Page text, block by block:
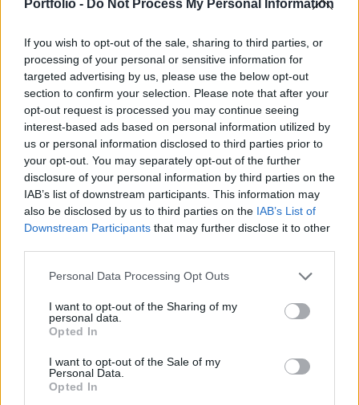
Portfolio - Do Not Process My Personal Information
If you wish to opt-out of the sale, sharing to third parties, or
processing of your personal or sensitive information for
targeted advertising by us, please use the below opt-out
section to confirm your selection. Please note that after your
opt-out request is processed you may continue seeing
interest-based ads based on personal information utilized by
us or personal information disclosed to third parties prior to
your opt-out. You may separately opt-out of the further
disclosure of your personal information by third parties on the
IAB’s list of downstream participants. This information may
also be disclosed by us to third parties on the IAB’s List of
Downstream Participants that may further disclose it to other
Personal Data Processing Opt Outs
I want to opt-out of the Sharing of my
personal data.
Opted In
I want to opt-out of the Sale of my
Personal Data.
Opted In
A bejelentésre azért most került sor, mert a Toyota a
blockchain gyakorlati implementációját akarja
felgyorsítani, illetve üzleti partnerségeket keres a
cégcsoporton kívül. A blockchain fejlesztése részben azzal
a céllal történik, hogy eltolják a céget egy általánosabb,
mobilitással foglalkozó irány felé, ami nem feltétlen csak
az autóipart foglalja magában. A laborban...
KEDVES OLVASÓNK!
A keresett cikk a portfolio.hu hírarchívumához
tartozik, melynek olvasása előfizetéses
Az előfizetés a következőket tartalmazza:
Kötéslisták: BÉT elmúlt 2 év napon belüli
kötéslistái